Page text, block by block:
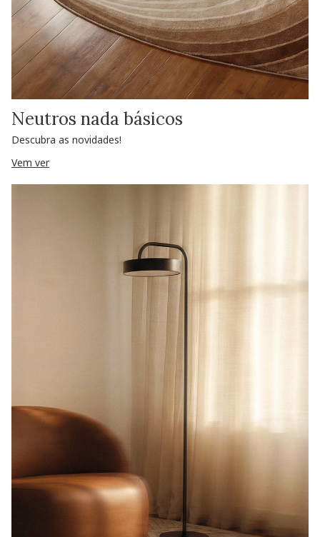
Neutros nada básicos
Descubra as novidades!
Vem ver